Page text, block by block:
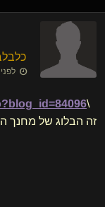
לפני 8 שנים • 15 באוג׳ 2018
\
זה הבלוג של מחנך